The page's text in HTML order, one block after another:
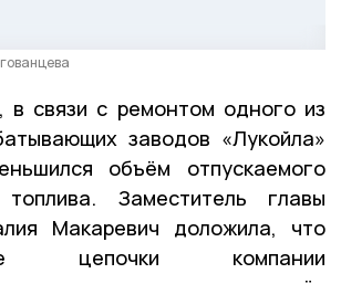
в связи с ремонтом одного из
заводов «Лукойла»
объём отпускаемого
Заместитель главы
Макаревич доложила, что
цепочки компании